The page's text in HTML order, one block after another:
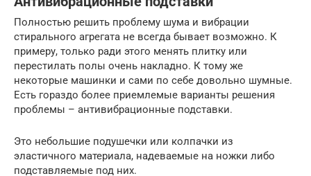
Полностью решить проблему шума и вибрации
стирального агрегата не всегда бывает возможно. К
примеру, только ради этого менять плитку или
перестилать полы очень накладно. К тому же
некоторые машинки и сами по себе довольно шумные.
Есть гораздо более приемлемые варианты решения
проблемы – антивибрационные подставки.
Это небольшие подушечки или колпачки из
эластичного материала, надеваемые на ножки либо
подставляемые под них.